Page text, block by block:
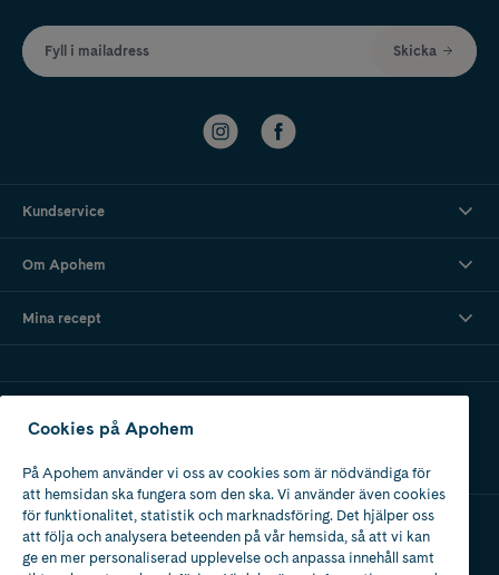
Fyll i mailadress Skicka
Kundservice
Om Apohem
Mina recept
Apotek med tillstånd
av Läkemedelsverket
Cookies på Apohem
På Apohem använder vi oss av cookies som är nödvändiga för
att hemsidan ska fungera som den ska. Vi använder även cookies
för funktionalitet, statistik och marknadsföring. Det hjälper oss
att följa och analysera beteenden på vår hemsida, så att vi kan
ge en mer personaliserad upplevelse och anpassa innehåll samt